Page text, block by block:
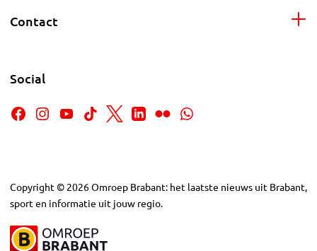
Contact
Social
Copyright © 2026Omroep Brabant: het laatste nieuws uit Brabant,
sport en informatie uit jouw regio.